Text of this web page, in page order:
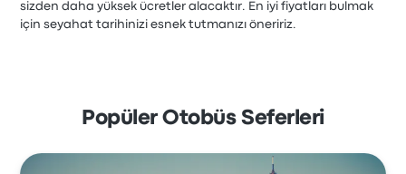
sizden daha yüksek ücretler alacaktır. En iyi fiyatları bulmak
için seyahat tarihinizi esnek tutmanızı öneririz.
Popüler Otobüs Seferleri